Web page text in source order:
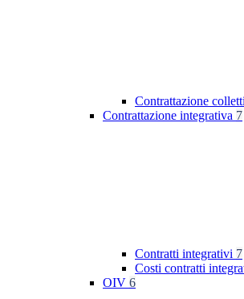
Contrattazione
Contrattazione integrativa 7
Contratti integrativi 7
Costi contratti
OIV 6